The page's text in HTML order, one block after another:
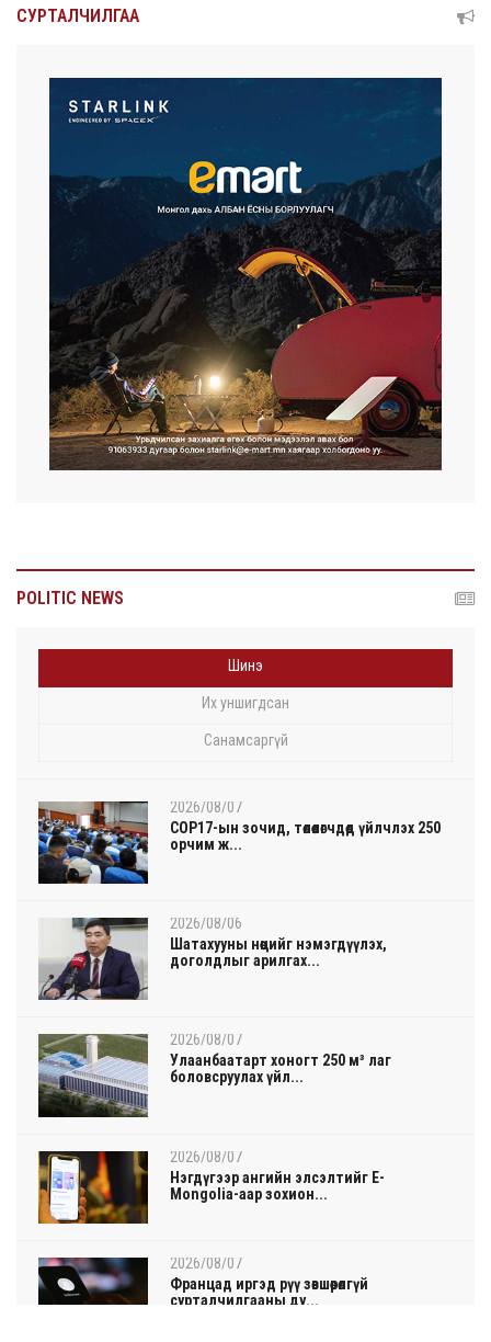
СУРТАЛЧИЛГАА
POLITIC NEWS
Шинэ
Их уншигдсан
Санамсаргүй
2026/08/07
COP17-ын зочид, төлөөлөгчдөд үйлчлэх 250
орчим ж...
2026/08/06
Шатахууны нөөцийг нэмэгдүүлэх,
доголдлыг арилгах...
2026/08/07
Улаанбаатарт хоногт 250 м³ лаг
боловсруулах үйл...
2026/08/07
Нэгдүгээр ангийн элсэлтийг E-
Mongolia-аар зохион...
2026/08/07
Францад иргэд рүү зөвшөөрөлгүй
сурталчилгааны ду...